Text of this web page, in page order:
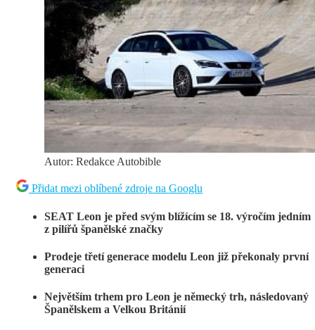
Autor: Redakce Autobible
Přidat mezi oblíbené zdroje na Googlu
SEAT Leon je před svým blížícím se 18. výročím jedním
z pilířů španělské značky
Prodeje třetígenerace modelu Leon již překonaly první
generaci
Největším trhem pro Leon je německý trh, následovaný
Španělskem a Velkou Británií